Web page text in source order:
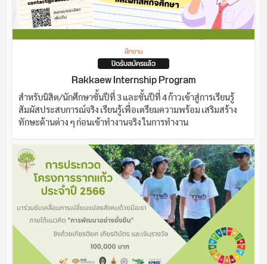
ฝึกงาน
ปิดรับสมัครแล้ว
Rakkaew Internship Program
สำหรับนิสิต/นักศึกษาชั้นปีที่ 3 และชั้นปีที่ 4 ก้าวเข้าสู่การเรียนรู้
สัมผัสประสบการณ์จริง เรียนรู้เพื่อเตรียมความพร้อม เสริมสร้าง
ทักษะด้านต่าง ๆ ก่อนเข้าทำงานจริง ในการทำงาน